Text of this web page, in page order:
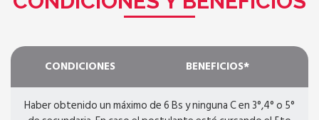
CONDICIONES BENEFICIOS*
Haber obtenido un máximo de 6 Bs y ninguna C en 3°,4° o 5°